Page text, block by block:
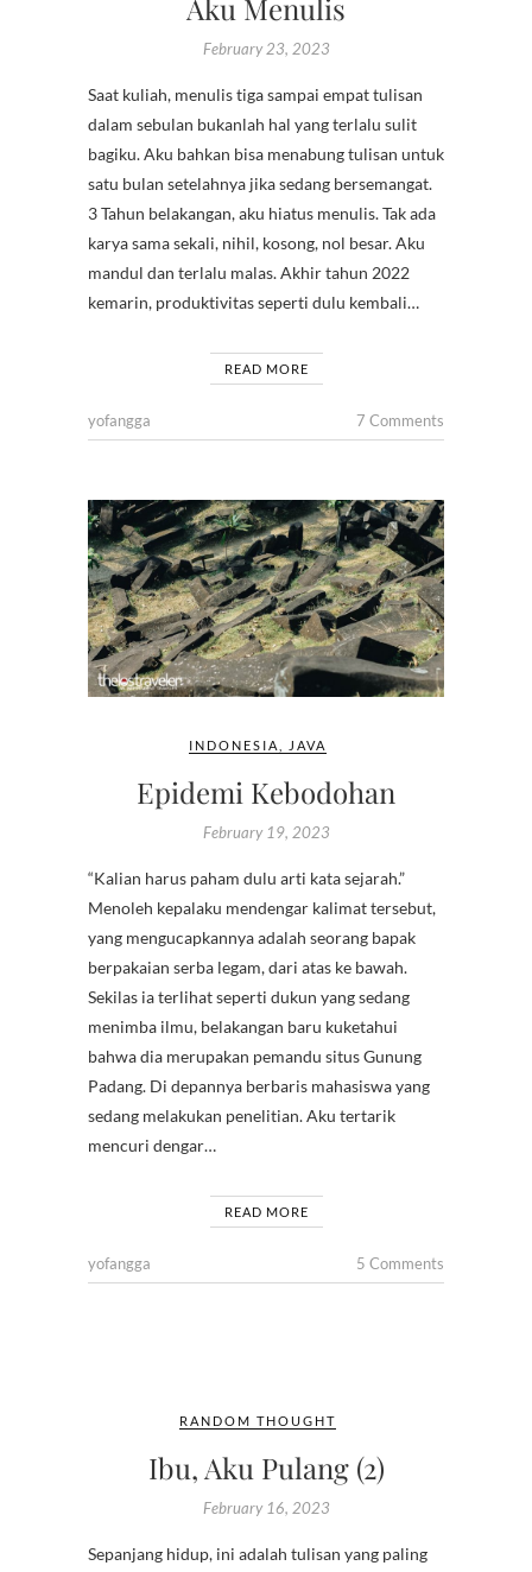
Aku Menulis
February 23, 2023
Saat kuliah, menulis tiga sampai empat tulisan
dalam sebulan bukanlah hal yang terlalu sulit
bagiku. Aku bahkan bisa menabung tulisan untuk
satu bulan setelahnya jika sedang bersemangat.
3 Tahun belakangan, aku hiatus menulis. Tak ada
karya sama sekali, nihil, kosong, nol besar. Aku
mandul dan terlalu malas. Akhir tahun 2022
kemarin, produktivitas seperti dulu kembali…
READ MORE
yofangga 7 Comments
INDONESIA JAVA
Epidemi Kebodohan
February 19, 2023
“Kalian harus paham dulu arti kata sejarah.”
Menoleh kepalaku mendengar kalimat tersebut,
yang mengucapkannya adalah seorang bapak
berpakaian serba legam, dari atas ke bawah.
Sekilas ia terlihat seperti dukun yang sedang
menimba ilmu, belakangan baru kuketahui
bahwa dia merupakan pemandu situs Gunung
Padang. Di depannya berbaris mahasiswa yang
sedang melakukan penelitian. Aku tertarik
mencuri dengar…
READ MORE
yofangga 5 Comments
RANDOM THOUGHT
Ibu, Aku Pulang (2)
February 16, 2023
Sepanjang hidup, ini adalah tulisan yang paling